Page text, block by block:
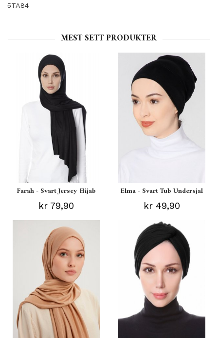
5TA84
MEST SETT PRODUKTER
Farah - Svart Jersey Hijab
kr 79,90
Elma - Svart Tub Undersjal
kr 49,90